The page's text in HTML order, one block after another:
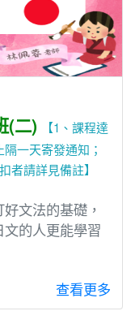
(二)
【1、課程達
一天寄發通知；
者請詳見備註】
文法的基礎，
的⼈更能學習
查看更多